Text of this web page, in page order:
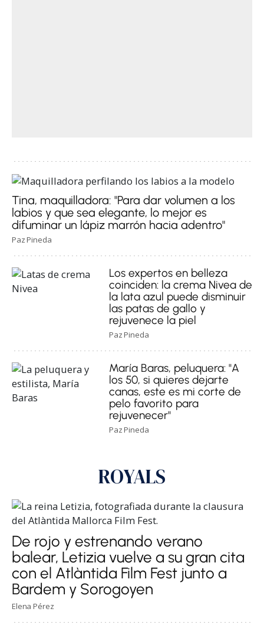
Tina, maquilladora: "Para dar volumen a los
labios y que sea elegante, lo mejor es
difuminar un lápiz marrón hacia adentro"
Paz Pineda
Los expertos en belleza
coinciden: la crema Nivea de
la lata azul puede disminuir
las patas de gallo y
rejuvenece la piel
Paz Pineda
María Baras, peluquera: "A
los 50, si quieres dejarte
canas, este es mi corte de
pelo favorito para
rejuvenecer"
Paz Pineda
ROYALS
De rojo y estrenando verano
balear, Letizia vuelve a su gran cita
con el Atlàntida Film Fest junto a
Bardem y Sorogoyen
Elena Pérez